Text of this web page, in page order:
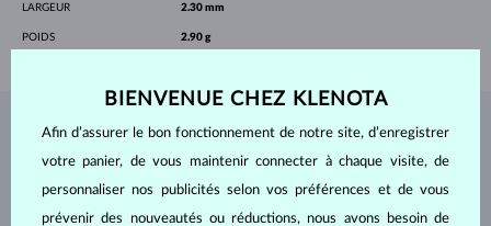
LARGEUR 2.30 mm
POIDS 2.90 g
BIJOUX DEL'ATELIER KLENOTA
BIENVENUE CHEZ KLENOTA
Afin d’assurer le bon fonctionnement de notre site, d’enregistrer
votre panier, de vous maintenir connecter à chaque visite, de
personnaliser nos publicités selon vos préférences et de vous
prévenir des nouveautés ou réductions, nous avons besoin de